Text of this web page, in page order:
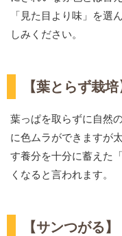
「見た目より味」を選
しみください。
【葉とらず栽培
葉っぱを取らずに自然
に色ムラができますが
す養分を十分に蓄えた
くなると言われます。
【サンつがる】